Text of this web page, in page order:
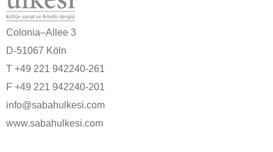
Colonia–Allee 3
D-51067 Köln
T +49 221 942240-261
F +49 221 942240-201
info@sabahulkesi.com
www.sabahulkesi.com